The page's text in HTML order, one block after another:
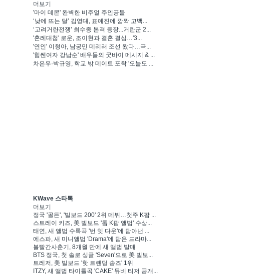
더보기
'마이 데몬' 완벽한 비주얼 주인공들
‘낮에 뜨는 달’ 김영대, 표예진에 깜짝 고백...
‘고려거란전쟁’ 최수종 본격 등장...거란군 2...
'혼례대첩' 로운, 조이현과 결혼 결심…'3...
'연인' 이청아, 남궁민 데리러 조선 왔다…극...
'힘쎈여자 강남순' 배우들의 굿바이 메시지 & ...
차은우·박규영, 학교 밖 데이트 포착 '오늘도 ...
KWave 스타톡
더보기
정국 '골든', '빌보드 200' 2위 데뷔…첫주 K팝 ...
스트레이 키즈, 美 빌보드 '톱 K팝 앨범' 수상...
태연, 새 앨범 수록곡 '번 잇 다운'에 담아낸 ...
에스파, 새 미니앨범 'Drama'에 담은 드라마...
볼빨간사춘기, 8개월 만에 새 앨범 발매
BTS 정국, 첫 솔로 싱글 'Seven'으로 美 빌보...
트레저, 美 빌보드 '핫 트렌딩 송즈' 1위
ITZY, 새 앨범 타이틀곡 'CAKE' 뮤비 티저 공개...